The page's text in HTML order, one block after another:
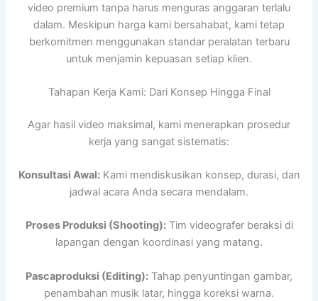
video premium tanpa harus menguras anggaran terlalu
dalam. Meskipun harga kami bersahabat, kami tetap
berkomitmen menggunakan standar peralatan terbaru
untuk menjamin kepuasan setiap klien.
Tahapan Kerja Kami: Dari Konsep Hingga Final
Agar hasil video maksimal, kami menerapkan prosedur
kerja yang sangat sistematis:
Konsultasi Awal:Kami mendiskusikan konsep, durasi, dan
jadwal acara Anda secara mendalam.
Proses Produksi (Shooting):Tim videografer beraksi di
lapangan dengan koordinasi yang matang.
Pascaproduksi (Editing): Tahap penyuntingan gambar,
penambahan musik latar, hingga koreksi warna.